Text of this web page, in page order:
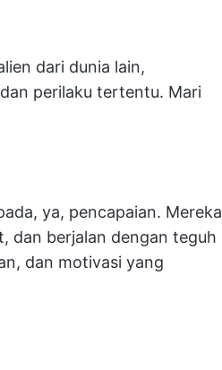
dari dunia lain,
perilaku tertentu. Mari
ya, pencapaian. Mereka
dan berjalan dengan teguh
dan motivasi yang